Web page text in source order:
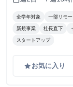
全学年対象 一部リモ
新規事業 社長直下
スタートアップ
gradeお気に入り